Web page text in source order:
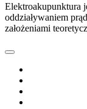
Elektroakupunktura
oddziaływaniem
założeniami